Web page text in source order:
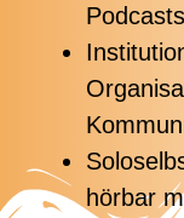
hörbar